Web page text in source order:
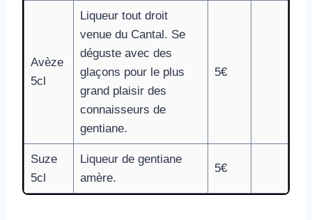
Avèze
5cl
Liqueur tout droit
venue du Cantal. Se
déguste avec des
glaçons pour le plus
grand plaisir des
connaisseurs de
gentiane.
5€
Suze
5cl
Liqueur de gentiane
amère.
5€